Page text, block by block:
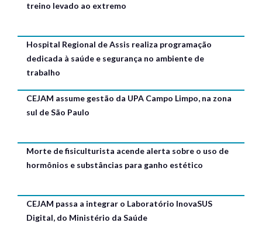
treino levado ao extremo
Hospital Regional de Assis realiza programação
dedicada à saúde e segurança no ambiente de
trabalho
CEJAM assume gestão da UPA Campo Limpo, na zona
sul de São Paulo
Morte de fisiculturista acende alerta sobre o uso de
hormônios e substâncias para ganho estético
CEJAM passa a integrar o Laboratório InovaSUS
Digital, do Ministério da Saúde